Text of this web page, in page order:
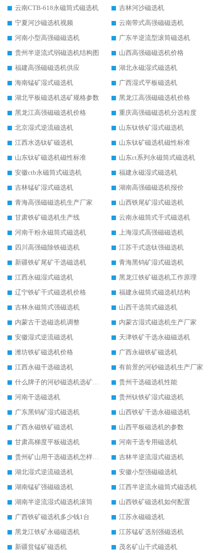
云南CTB-618永磁筒式磁选机
吉林河沙磁选机
宁夏河沙磁选机视频
云南带式高强磁磁选机
河南小型高强磁磁选机
广东半逆流型滚筒磁选机
贵州半逆流式弱磁选机结构图
山西高强磁磁选机价格
福建高强磁磁选机供应
湖北永磁湿式磁选机
海南锰矿湿式磁选机
广西湿式平板磁选机
湖北平板磁选机选矿规格参数
黑龙江高强磁磁选机价格
黑龙江高强磁磁选机价格
重庆高强磁磁选机分选粒度
北京湿式逆流磁选机
山东钛铁矿湿式磁选机
江西水选钛矿磁选机
山东钛矿磁选机磁性标准
山东钛矿磁选机磁性标准
山东ct系列永磁筒式磁选机
安徽ctb永磁筒式磁选机
福建永磁湿式磁选机
吉林锰矿湿式磁选机
湖南高强磁磁选机报价
青海高强磁磁选机生产厂家
山西铁尾矿湿式磁选机
甘肃铁矿磁选机生产线
云南永磁筒式干式磁选机
河南干粉永磁筒式磁选机
上海湿式高强磁磁选机
四川高强磁除铁磁选机
江苏干式选钛强磁选机
新疆铁矿尾矿干选磁选机
青海黑钨矿湿式磁选机
江西永磁湿式磁选机
黑龙江铁矿磁选机工作原理
辽宁铁矿干式磁选机价格
福建永磁筒式磁选机结构
吉林永磁筒式强磁选机
山西干选筒式磁选机
内蒙古干选磁选机调整
内蒙古湿式磁选机生产厂家
安徽湿式逆流磁选机
天津铁矿干选永磁磁选机
潍坊铁矿磁选机价格
广西永磁铁矿磁选机
江西永磁干选磁选机
有前景的河砂磁选机生产厂家
什么牌子的河砂磁选机选矿效果好
贵州干选磁选机性能
河南干选磁选机
贵州钛铁矿湿式磁选机
广东黑钨矿湿式磁选机
山西铁矿干选永磁磁选机
广西永磁铁矿磁选机
山西平板磁选机的参数
甘肃高梯度平板磁选机
河南干选专用磁选机
贵州矿山用干选磁选机怎样调磁
吉林半逆流湿式磁选机
湖北湿式逆流磁选机
安徽小型强磁磁选机
湖南锰矿强磁磁选机
江西半逆流永磁筒式磁选机
湖南半逆流湿式磁选机滚筒
山西铁矿磁选机如何配置
广西铁矿磁选机多少钱1台
江苏永磁磁选机
黑龙江铁矿永磁磁选机
江苏锰矿选别强磁选机
新疆贫锰矿磁选机
茂名矿山干式磁选机